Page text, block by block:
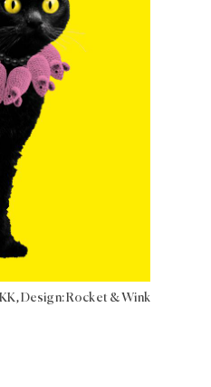
Design: Rocket & Wink